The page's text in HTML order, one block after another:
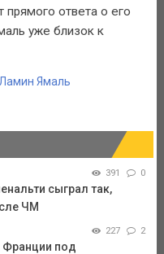
прямого ответа о его
уже близок к
Ламин Ямаль
391 0
сыграл так,
ЧМ
227 2
Франции под